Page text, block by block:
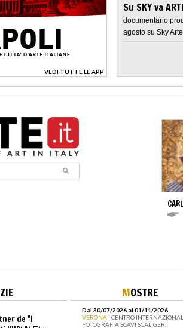
VEDI TUTTE LE APP
>
Su SKY va
documentario
agosto su Sky Arte
de "I
MOSTRE
Dal 30/07/2026 al 01/11/2026
VERONA | CENTRO
FOTOGRAFIA SCAVI SCALIGERI